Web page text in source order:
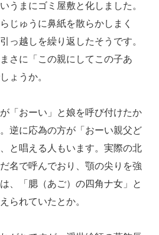
うまにゴミ屋敷と化しました。
じゅうに鼻紙を散らかしまく
っ越しを繰り返したそうです。
さに「この親にしてこの子あ
ょうか。
「おーい」と娘を呼び付けたか
逆に応為の方が「おーい親父ど
と唱える人もいます。実際の北
名で呼んでおり、顎の尖りを強
、「腮（あご）の四角ナ女」と
られていたとか。